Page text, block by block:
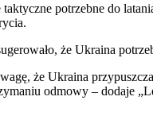
potrzebne do
że Ukraina
że Ukraina
odmowy – dodaje